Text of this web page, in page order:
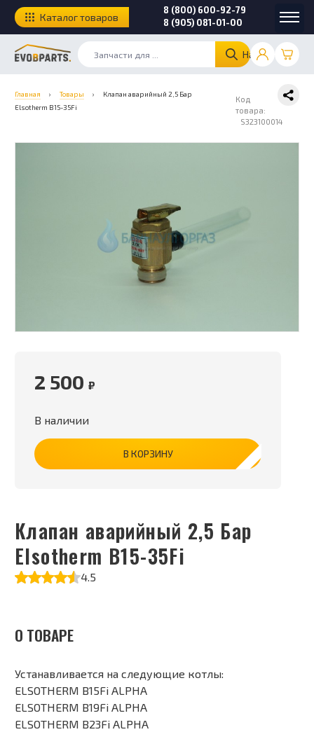
Найти
8 (800) 600-92-79
8 (905) 081-01-00
Каталог товаров
Главная › Товары ›
Клапан аварийный 2,5 Бар
Elsotherm B15-35Fi
Код
товара:
S323100014
Клапан аварийный 2,5 Бар
Elsotherm B15-35Fi
4.5
2 500 ₽
В наличии
В КОРЗИНУ
О ТОВАРЕ
Устанавливается на следующие котлы:
ELSOTHERM B15Fi ALPHA
ELSOTHERM B19Fi ALPHA
ELSOTHERM B23Fi ALPHA